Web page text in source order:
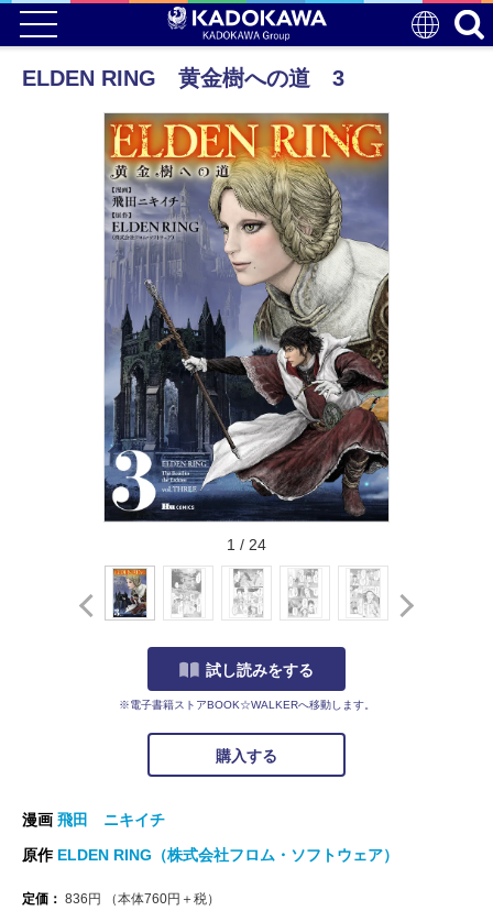
ELDEN RING 黄金樹への道 3
1 / 24
試し読みをする
※電子書籍ストアBOOK☆WALKERへ移動します。
購入する
漫画 飛田 ニキイチ
原作 ELDEN RING（株式会社フロム・ソフトウェア）
定価： 836 円 （本体760円＋税）